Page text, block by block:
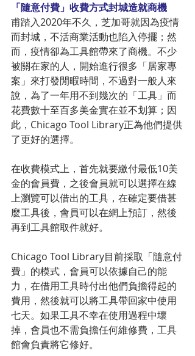
「隨意付費」收費方式封城造就商機
甫踏入2020年不久，芝加哥就因為疫情
而封城，不活商業活動也陷入停擺；然
而，疫情卻為工具館帶來了商機。不少
被關在家的人，開始進行很多「居家專
案」來打發閒暇時間，不過對一般人來
說，為了一年用不到幾次的「工具」而
花費數十至百多美金實在並不划算；因
此，Chicago Tool Library正為他們提供
了更好的選擇。
在收費模式上，首先就要繳付最低10美
金的會員費，之後會員就可以選擇在線
上瀏覽可以借出的工具，在確定要借甚
麼工具後，會員可以在網上預訂，然後
再到工具館取件就好。
Chicago Tool Library目前採取「隨意付
費」的模式，會員可以依據自己的能
力，在借用工具時付出他們負擔得起的
費用，然後就可以將工具帶回家中使用
七天。如果工具不幸在使用過程中壞
掉，會員也不需負擔任何維修費，工具
館會負責將它修好。